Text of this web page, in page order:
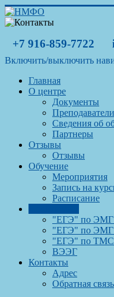
+7 916-859-7722
Включить/выключить
Главная
О центре
Документы
Преподаватели
Сведения об
Партнеры
Отзывы
Отзывы
Обучение
Мероприятия
Запись на
Расписание
"ЕГЭ" по ЭМГ
"ЕГЭ" по ЭМГ
"ЕГЭ" по ТМС
ВЭЭГ
Контакты
Адрес
Обратная связь